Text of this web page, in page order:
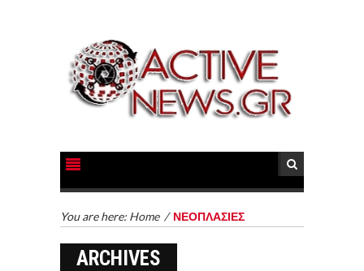
You are here: Home / ΝΕΟΠΛΑΣΙΕΣ
ARCHIVES